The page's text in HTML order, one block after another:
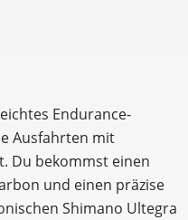
Endurance-
Ausfahrten mit
Du bekommst einen
und einen präzise
Shimano Ultegra